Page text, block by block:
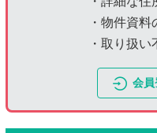
・物件資
・取り扱
会員